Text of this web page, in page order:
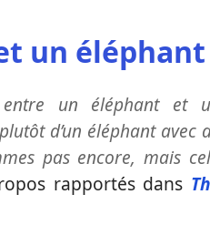
un éléphant
un éléphant et
d’un éléphant avec
pas encore, mais
rapportés dans